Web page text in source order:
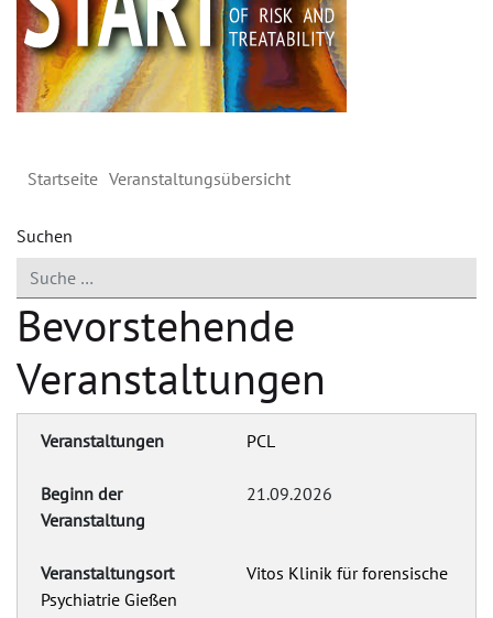
Startseite Veranstaltungsübersicht
Suchen
Bevorstehende
Veranstaltungen
PCL
21.09.2026
Vitos Klinik für forensische
Psychiatrie Gießen